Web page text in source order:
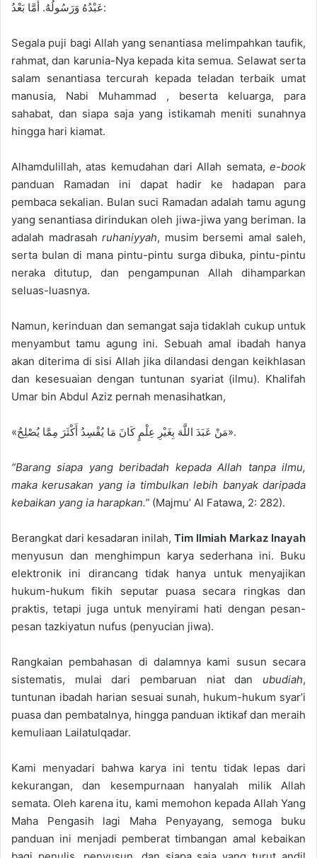
عَبْدُهُ وَرَسُولُهُ. أَمَّا بَعْدُ:
Segala puji bagi Allah yang senantiasa melimpahkan taufik,
rahmat, dan karunia-Nya kepada kita semua. Selawat serta
salam senantiasa tercurah kepada teladan terbaik umat
manusia, Nabi Muhammad , beserta keluarga, para
sahabat, dan siapa saja yang istikamah meniti sunahnya
hingga hari kiamat.
Alhamdulillah, atas kemudahan dari Allah semata, e-book
panduan Ramadan ini dapat hadir ke hadapan para
pembaca sekalian. Bulan suci Ramadan adalah tamu agung
yang senantiasa dirindukan oleh jiwa-jiwa yang beriman. Ia
adalah madrasah ruhaniyyah, musim bersemi amal saleh,
serta bulan di mana pintu-pintu surga dibuka, pintu-pintu
neraka ditutup, dan pengampunan Allah dihamparkan
seluas-luasnya.
Namun, kerinduan dan semangat saja tidaklah cukup untuk
menyambut tamu agung ini. Sebuah amal ibadah hanya
akan diterima di sisi Allah jika dilandasi dengan keikhlasan
dan kesesuaian dengan tuntunan syariat (ilmu). Khalifah
Umar bin Abdul Aziz pernah menasihatkan,
«مَنْ عَبَدَ اللَّهَ بِغَيْرِ عِلْمٍ كَانَ مَا يُفْسِدُ أَكْثَرَ مِمَّا يُصْلِحُ».
“Barang siapa yang beribadah kepada Allah tanpa ilmu,
maka kerusakan yang ia timbulkan lebih banyak daripada
kebaikan yang ia harapkan.” (Majmu’ Al Fatawa, 2: 282).
Berangkat dari kesadaran inilah, Tim Ilmiah Markaz Inayah
menyusun dan menghimpun karya sederhana ini. Buku
elektronik ini dirancang tidak hanya untuk menyajikan
hukum-hukum fikih seputar puasa secara ringkas dan
praktis, tetapi juga untuk menyirami hati dengan pesan-
pesan tazkiyatun nufus (penyucian jiwa).
Rangkaian pembahasan di dalamnya kami susun secara
sistematis, mulai dari pembaruan niat dan ubudiah,
tuntunan ibadah harian sesuai sunah, hukum-hukum syar’i
puasa dan pembatalnya, hingga panduan iktikaf dan meraih
kemuliaan Lailatulqadar.
Kami menyadari bahwa karya ini tentu tidak lepas dari
kekurangan, dan kesempurnaan hanyalah milik Allah
semata. Oleh karena itu, kami memohon kepada Allah Yang
Maha Pengasih lagi Maha Penyayang, semoga buku
panduan ini menjadi pemberat timbangan amal kebaikan